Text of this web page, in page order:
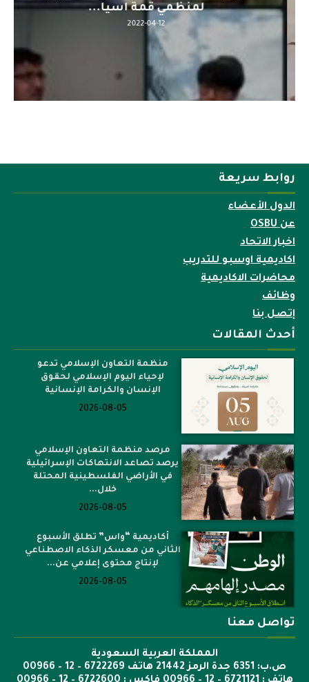
لمنظمي قمة اسيا...
2022-04-12
روابط سريعة
الدول الأعضاء
عن OSBU
اخبار الاتحاد
اكاديمية اوسبو للتدريب
محاضرات الاكاديمية
وظائف
إتصل بنا
أحدث المقالات
منظمة التعاون الإسلامي تدعو
لإحياء اليوم الإسلامي لحقوق
الإنسان والكرامة الإنسانية
2026-08-05
مرصد منظمة التعاون الإسلامي
يرصد تصاعد الانتهاكات الإسرائيلية
في الأراضي الفلسطينية المحتلة
خلال...
2026-08-05
أكاديمية “واس” تطلق الأسبوع
الثاني من معسكر الذكاء الاصطناعي
لإنتاج محتوى إعلامي عن...
2026-08-05
تواصل معنا
المملكة العربية السعودية
ص.ب: 6351 جدة الرمز 21442 هاتف 6722269 – 12 – 00966